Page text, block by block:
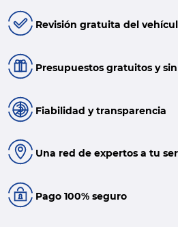
Revisión gratuita del
Presupuestos gratuitos y
Fiabilidad y transparencia
Una red de expertos a tu
Pago 100% seguro